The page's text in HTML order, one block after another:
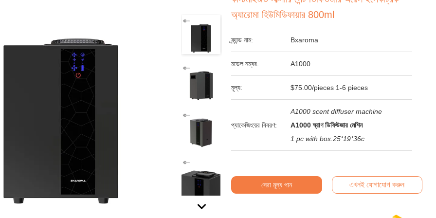
অ্যারোমা হিউমিডিফায়ার 800ml
ব্র্যান্ড নাম: Bxaroma
মডেল নম্বর: A1000
মূল্য: $75.00/pieces 1-6 pieces
প্যাকেজিংয়ের বিবরণ:
A1000 scent diffuser machine
A1000 ঘ্রাণ ডিফিউজার মেশিন
1 pc with box:25*19*36c
সেরা মূল্য পান এখনই যোগাযোগ করুন